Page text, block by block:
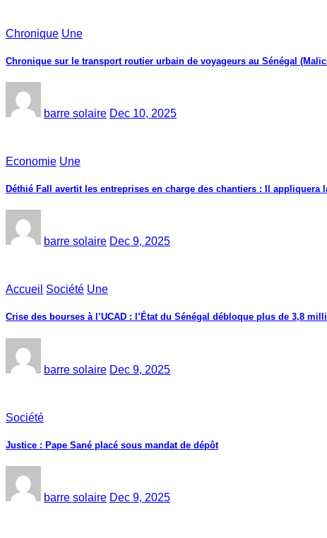
Chronique Une
Chronique sur le transport routier urbain de voyageurs au Sénégal
barre solaire Dec 10, 2025
Economie Une
Déthié Fall avertit les entreprises en charge des chantiers : Il
barre solaire Dec 9, 2025
Accueil Société Une
Crise des bourses à l’UCAD : l’État du Sénégal débloque plus de 3,8
barre solaire Dec 9, 2025
Société
Justice : Pape Sané placé sous mandat de dépôt
barre solaire Dec 9, 2025